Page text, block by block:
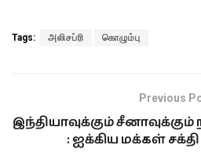
Tags: அலிசப்ரி கொழும்பு
Previous
இந்தியாவுக்கும்
: ஐக்கிய மக்கள் சக்தி